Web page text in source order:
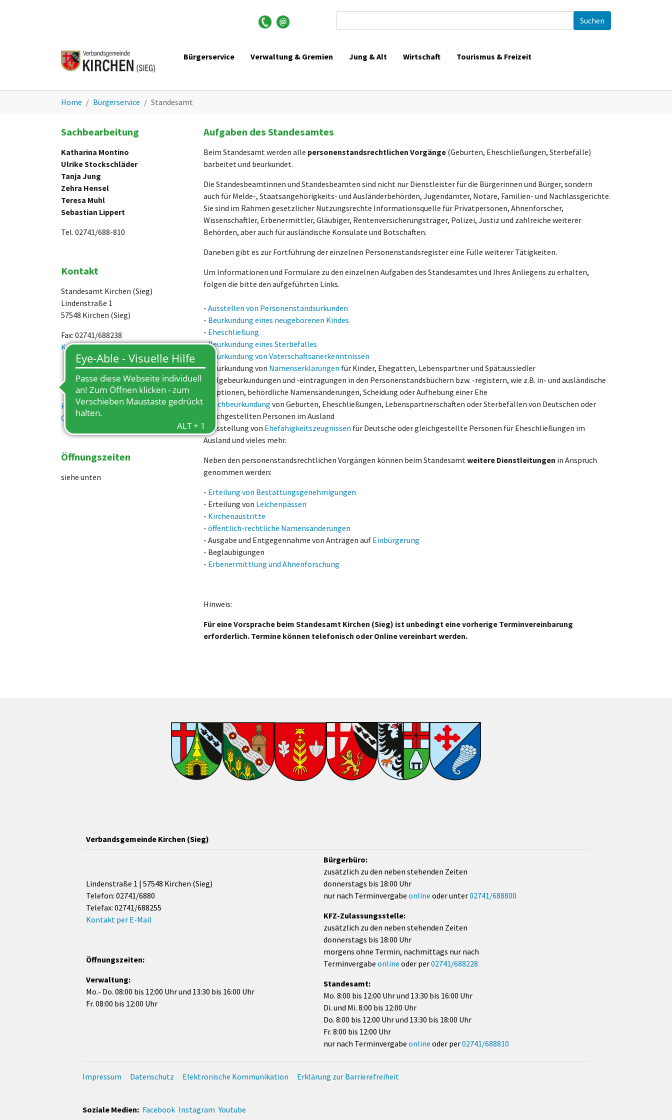
Bürgerservice Verwaltung & Gremien Jung & Alt Wirtschaft Tourismus & Freizeit
Home Bürgerservice Standesamt
Aufgaben des Standesamtes
Beim Standesamt werden alle personenstandsrechtlichen Vorgänge (Geburten, Eheschließungen, Sterbefälle)
barbeitet und beurkundet.
Die Standesbeamtinnen und Standesbeamten sind nicht nur Dienstleister für die Bürgerinnen und Bürger, sondern
auch für Melde-, Staatsangehörigkeits- und Ausländerbehörden, Jugendämter, Notare, Familien- und Nachlassgerichte.
Sie sind im Rahmen gesetzlicher Nutzungsrechte Informationsquelle für Privatpersonen, Ahnenforscher,
Wissenschaftler, Erbenermittler, Gläubiger, Rentenversicherungsträger, Polizei, Justiz und zahlreiche weiterer
Behörden, aber auch für ausländische Konsulate und Botschaften.
Daneben gibt es zur Fortführung der einzelnen Personenstandsregister eine Fülle weiterer Tätigkeiten.
Um Informationen und Formulare zu den einzelnen Aufgaben des Standesamtes und Ihres Anliegens zu erhalten,
folgen die bitte den aufgeführten Links.
- Ausstellen von Personenstandsurkunden
- Beurkundung eines neugeborenen Kindes
- Eheschließung
-Beurkundung eines Sterbefalles
Beurkundung von Vaterschaftsanerkenntnissen
- Beurkundung von Namenserklärungen für Kinder, Ehegatten, Lebenspartner und Spätaussiedler
- Folgebeurkundungen und -eintragungen in den Personenstandsbüchern bzw. -registern, wie z.B. in- und ausländische
Adoptionen, behördliche Namensänderungen, Scheidung oder Aufhebung einer Ehe
Nachbeurkundung von Geburten, Eheschließungen, Lebenspartnerschaften oder Sterbefällen von Deutschen oder
gleichgestellten Personen im Ausland
- Ausstellung von Ehefähigkeitszeugnissen für Deutsche oder gleichgestellte Personen für Eheschließungen im
Ausland und vieles mehr.
Neben den personenstandsrechtlichen Vorgängen können beim Standesamtweitere Dienstleitungen in Anspruch
genommen werden:
- Erteilung von Bestattungsgenehmigungen
- Erteilung von Leichenpässen
- Kirchenaustritte
- öffentlich-rechtliche Namensänderungen
- Ausgabe und Entgegennahme von Anträgen auf Einbürgerung
- Beglaubigungen
- Erbenermittlung und Ahnenforschung
Hinweis:
Für eine Vorsprache beim Standesamt Kirchen (Sieg) ist unbedingt eine vorherige Terminvereinbarung
erforderlich. Termine können telefonisch oder Online vereinbart werden.
Sachbearbeitung
Katharina Montino
Ulrike Stockschläder
Tanja Jung
Zehra Hensel
Teresa Muhl
Sebastian Lippert
Tel. 02741/688-810
Kontakt
Standesamt Kirchen (Sieg)
Lindenstraße 1
57548 Kirchen (Sieg)
Fax: 02741/688238
Kontakt per E-Mail
Terminvergabe Online
Hier können Sie Ihren Termin
Online buchen.
Öffnungszeiten
siehe unten
Verbandsgemeinde Kirchen (Sieg)
Lindenstraße 1 | 57548 Kirchen (Sieg)
Telefon: 02741/6880
Telefax: 02741/688255
Kontakt per E-Mail
Öffnungszeiten:
Verwaltung:
Mo.- Do. 08:00 bis 12:00 Uhr und 13:30 bis 16:00 Uhr
Fr. 08:00 bis 12:00 Uhr
Bürgerbüro:
zusätzlich zu den neben stehenden Zeiten
donnerstags bis 18:00 Uhr
nur nach Terminvergabe online oder unter02741/688800
KFZ-Zulassungsstelle:
zusätzlich zu den neben stehenden Zeiten
donnerstags bis 18:00 Uhr
morgens ohne Termin, nachmittags nur nach
Terminvergabe online oder per02741/688228
Standesamt:
Mo. 8:00 bis 12:00 Uhr und 13:30 bis 16:00 Uhr
Di. und Mi. 8:00 bis 12:00 Uhr
Do. 8:00 bis 12:00 Uhr und 13:30 bis 18:00 Uhr
Fr. 8:00 bis 12:00 Uhr
nur nach Terminvergabe online oder per02741/688810
Impressum Datenschutz Elektronische Kommunikation Erklärung zur Barrierefreiheit
Soziale Medien: Facebook Instagram Youtube